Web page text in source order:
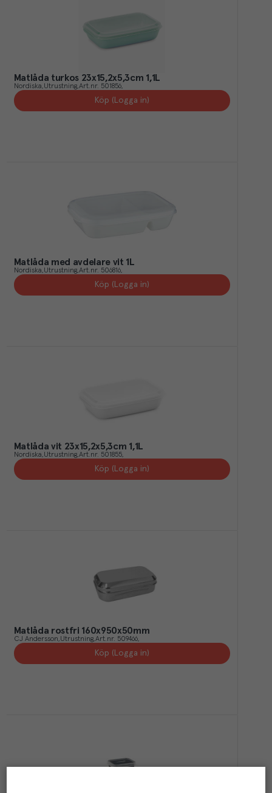
Matlåda turkos 23x15,2x5,3cm 1,1L
Nordiska Utrustning Art.nr. 501856
Köp (Logga in)
Matlåda med avdelare vit 1L
Nordiska Utrustning Art.nr. 506816
Köp (Logga in)
Matlåda vit 23x15,2x5,3cm 1,1L
Nordiska Utrustning Art.nr. 501855
Köp (Logga in)
Matlåda rostfri 160x950x50mm
CJ Andersson Utrustning Art.nr. 509466
Köp (Logga in)